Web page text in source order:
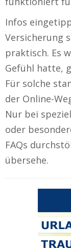
Infos
Versicherung
praktisch. Es
Gefühl hatte,
Für solche
der Online-
Nur bei
oder
FAQs
übersehe.